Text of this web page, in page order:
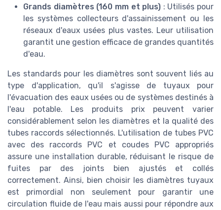
Grands diamètres (160 mm et plus) : Utilisés pour
les systèmes collecteurs d'assainissement ou les
réseaux d'eaux usées plus vastes. Leur utilisation
garantit une gestion efficace de grandes quantités
d'eau.
Les standards pour les diamètres sont souvent liés au
type d'application, qu'il s'agisse de tuyaux pour
l'évacuation des eaux usées ou de systèmes destinés à
l'eau potable. Les produits prix peuvent varier
considérablement selon les diamètres et la qualité des
tubes raccords sélectionnés. L'utilisation de tubes PVC
avec des raccords PVC et coudes PVC appropriés
assure une installation durable, réduisant le risque de
fuites par des joints bien ajustés et collés
correctement. Ainsi, bien choisir les diamètres tuyaux
est primordial non seulement pour garantir une
circulation fluide de l'eau mais aussi pour répondre aux